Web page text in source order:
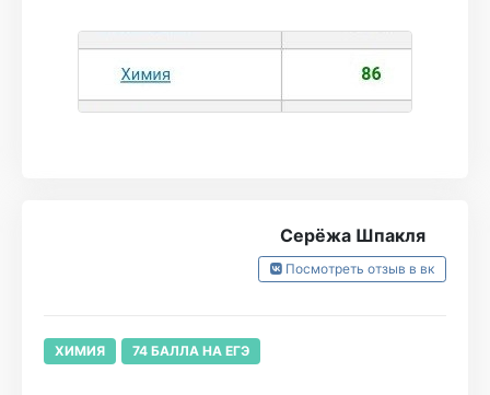
который в школе вообще не знала. Вебинары
оказались очень понятными, а со сложными
моментами всегда помогали в чате и всё
рада, что училась в Турбо=)🚀
39 баллов, егэ сдала на 86)
Серёжа Шпакля
Посмотреть отзыв в вк
ХИМИЯ 74 БАЛЛА НА ЕГЭ